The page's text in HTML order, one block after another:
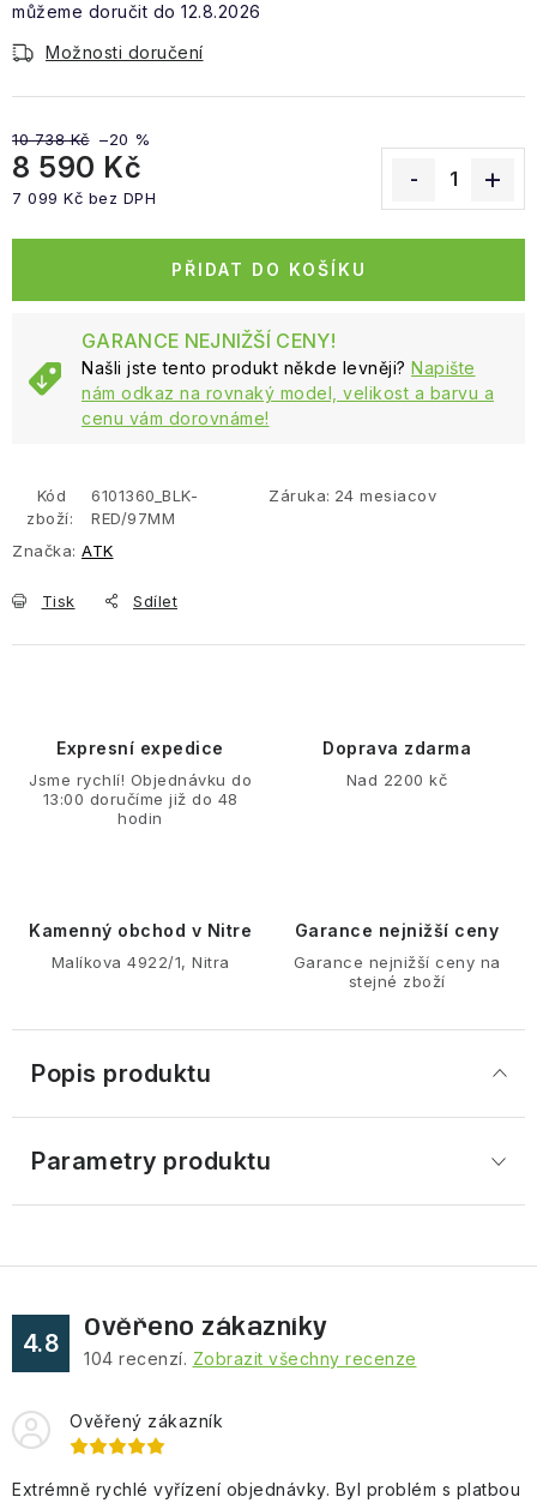
12.8.2026
Možnosti doručení
10 738 Kč –20 %
8 590 Kč
7 099 Kč bez DPH
PŘIDAT DO KOŠÍKU
GARANCE NEJNIŽŠÍ CENY!
Našli jste tento produkt někde levněji? Napište
nám odkaz na rovnaký model, velikost a barvu a
cenu vám dorovnáme!
Kód
zboží:
6101360_BLK-
RED/97MM
Záruka: 24 mesiacov
Značka: ATK
Tisk Sdílet
Expresní expedice
Jsme rychlí! Objednávku do
13:00 doručíme již do 48
hodin
Doprava zdarma
Nad 2200 kč
Kamenný obchod v Nitre
Malíkova 4922/1, Nitra
Garance nejnižší ceny
Garance nejnižší ceny na
stejné zboží
Popis produktu
Parametry produktu
4.8
Ověřeno zákazníky
104 recenzí. Zobrazit všechny recenze
Ověřený zákazník
Extrémně rychlé vyřízení objednávky. Byl problém s platbou